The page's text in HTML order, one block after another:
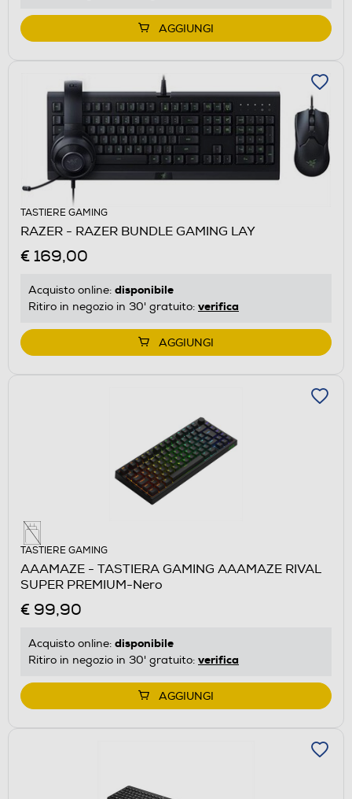
AGGIUNGI
TASTIERE GAMING
RAZER - RAZER BUNDLE GAMING LAY
€ 169,00
Acquisto online: disponibile
Ritiro in negozio in 30' gratuito: verifica
AGGIUNGI
TASTIERE GAMING
AAAMAZE - TASTIERA GAMING AAAMAZE RIVAL
SUPER PREMIUM-Nero
€ 99,90
Acquisto online: disponibile
Ritiro in negozio in 30' gratuito: verifica
AGGIUNGI